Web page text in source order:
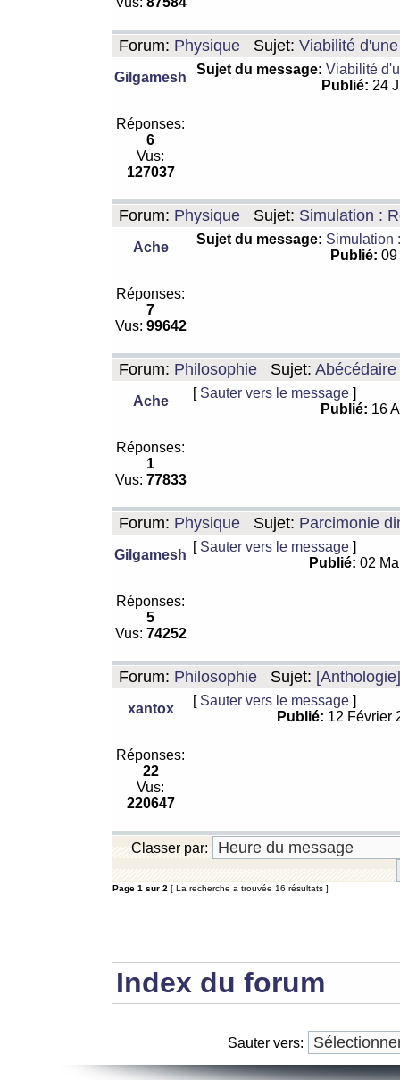
Forum: Physique Sujet: Viabilité
Gilgamesh
Sujet du message: Viabilité
Publié: 24
Réponses:
6
Vus:
127037
Forum: Physique Sujet: Simulation :
Ache
Sujet du message: Simulation
Publié:
Réponses:
7
Vus: 99642
Forum: Philosophie Sujet: Abécédaire
Ache
[ Sauter vers le message ]
Publié: 16
Réponses:
1
Vus: 77833
Forum: Physique Sujet: Parcimonie
Gilgamesh
[ Sauter vers le message ]
Publié: 02
Réponses:
5
Vus: 74252
Forum: Philosophie Sujet:
xantox
[ Sauter vers le message ]
Publié: 12 Février
Réponses:
22
Vus:
220647
Classer par:
Page 1 sur 2 [ La recherche a trouvée 16 résultats ]
Index du forum
Sauter vers: